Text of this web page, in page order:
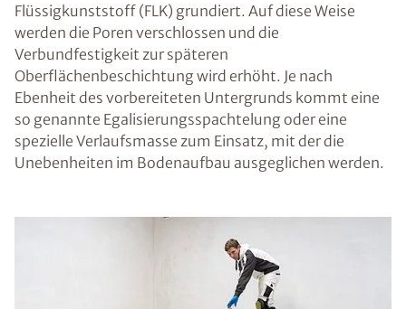
Flüssigkunststoff (FLK) grundiert. Auf diese Weise
werden die Poren verschlossen und die
Verbundfestigkeit zur späteren
Oberflächenbeschichtung wird erhöht. Je nach
Ebenheit des vorbereiteten Untergrunds kommt eine
so genannte Egalisierungsspachtelung oder eine
spezielle Verlaufsmasse zum Einsatz, mit der die
Unebenheiten im Bodenaufbau ausgeglichen werden.